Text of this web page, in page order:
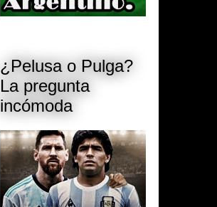
¿Pelusa o Pulga?
La pregunta
incómoda